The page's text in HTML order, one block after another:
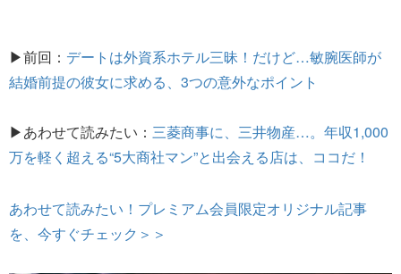
▶前回： デートは外資系ホテル三昧！だけど…敏腕医師が
結婚前提の彼女に求める、3つの意外なポイント
▶あわせて読みたい： 三菱商事に、三井物産…。年収1,000
万を軽く超える“5大商社マン”と出会える店は、ココだ！
あわせて読みたい！プレミアム会員限定オリジナル記事
を、今すぐチェック＞＞